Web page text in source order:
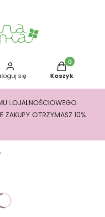
się
Produkty w
Koszyk
LOJALNOŚCIOWEGO
ZAKUPY OTRZYMASZ 10%